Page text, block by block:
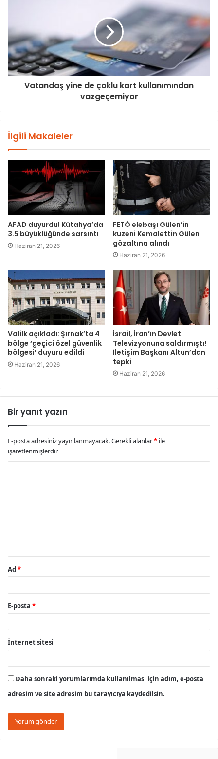
Vatandaş yine de çoklu kart kullanımından
vazgeçemiyor
İlgili Makaleler
AFAD duyurdu! Kütahya’da
3.5 büyüklüğünde sarsıntı
Haziran 21, 2026
FETÖ elebaşı Gülen’in
kuzeni Kemalettin Gülen
gözaltına alındı
Haziran 21, 2026
Valilk açıkladı: Şırnak’ta 4
bölge ‘geçici özel güvenlik
bölgesi’ duyuru edildi
Haziran 21, 2026
İsrail, İran’ın Devlet
Televizyonuna saldırmıştı!
İletişim Başkanı Altun’dan
tepki
Haziran 21, 2026
Bir yanıt yazın
E-posta adresiniz yayınlanmayacak.Gerekli alanlar* ile
işaretlenmişlerdir
Ad *
E-posta *
İnternet sitesi
Daha sonraki yorumlarımda kullanılması için adım, e-posta
adresim ve site adresim bu tarayıcıya kaydedilsin.